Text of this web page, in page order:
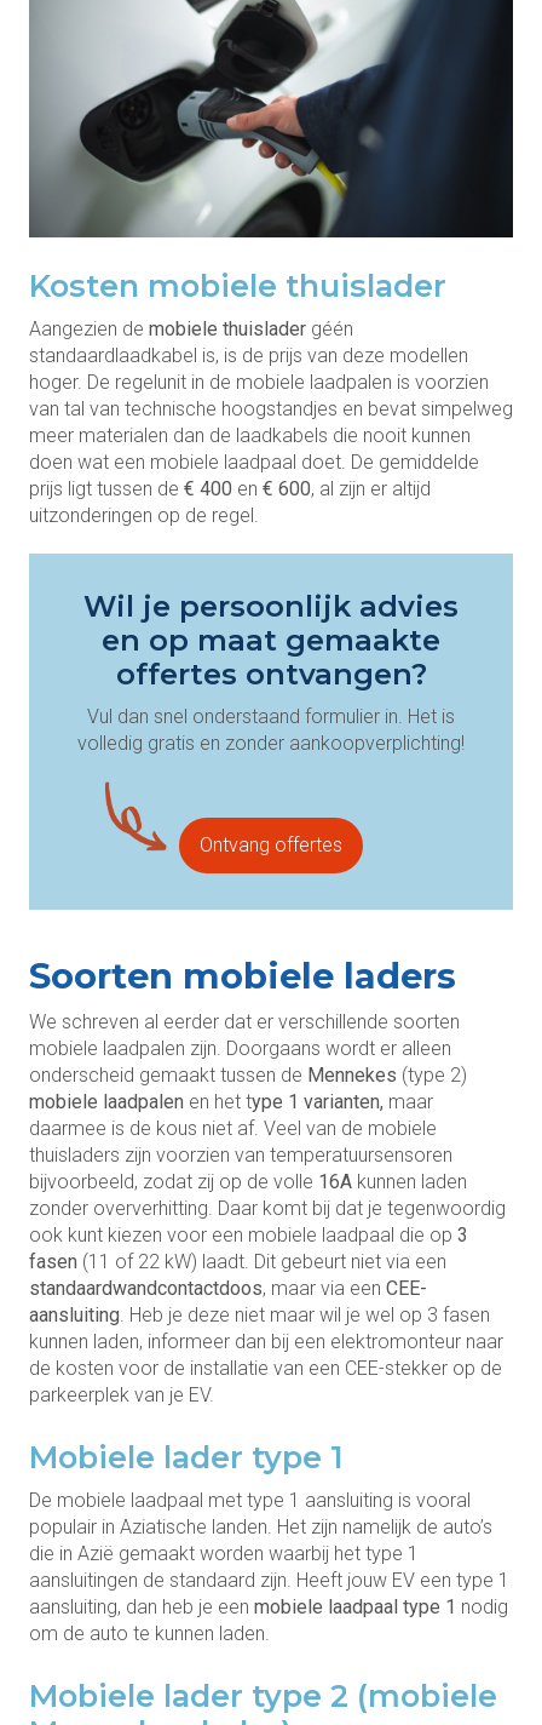
Kosten mobiele thuislader
Aangezien de mobiele thuislader géén
standaardlaadkabel is, is de prijs van deze modellen
hoger. De regelunit in de mobiele laadpalen is voorzien
van tal van technische hoogstandjes en bevat simpelweg
meer materialen dan de laadkabels die nooit kunnen
doen wat een mobiele laadpaal doet. De gemiddelde
prijs ligt tussen de € 400 en € 600, al zijn er altijd
uitzonderingen op de regel.
Wil je persoonlijk advies
en op maat gemaakte
offertes ontvangen?
Vul dan snel onderstaand formulier in. Het is
volledig gratis en zonder aankoopverplichting!
Ontvang offertes
Soorten mobiele laders
We schreven al eerder dat er verschillende soorten
mobiele laadpalen zijn. Doorgaans wordt er alleen
onderscheid gemaakt tussen de Mennekes (type 2)
mobiele laadpalen en het type 1 varianten, maar
daarmee is de kous niet af. Veel van de mobiele
thuisladers zijn voorzien van temperatuursensoren
bijvoorbeeld, zodat zij op de volle 16A kunnen laden
zonder oververhitting. Daar komt bij dat je tegenwoordig
ook kunt kiezen voor een mobiele laadpaal die op 3
fasen (11 of 22 kW) laadt. Dit gebeurt niet via een
standaardwandcontactdoos, maar via een CEE-
aansluiting. Heb je deze niet maar wil je wel op 3 fasen
kunnen laden, informeer dan bij een elektromonteur naar
de kosten voor de installatie van een CEE-stekker op de
parkeerplek van je EV.
Mobiele lader type 1
De mobiele laadpaal met type 1 aansluiting is vooral
populair in Aziatische landen. Het zijn namelijk de auto’s
die in Azië gemaakt worden waarbij het type 1
aansluitingen de standaard zijn. Heeft jouw EV een type 1
aansluiting, dan heb je een mobiele laadpaal type 1 nodig
om de auto te kunnen laden.
Mobiele lader type 2 (mobiele